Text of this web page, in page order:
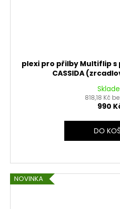
plexi pro přilby Multiflip
CASSIDA
818,18 Kč
990
DO
NOVINKA